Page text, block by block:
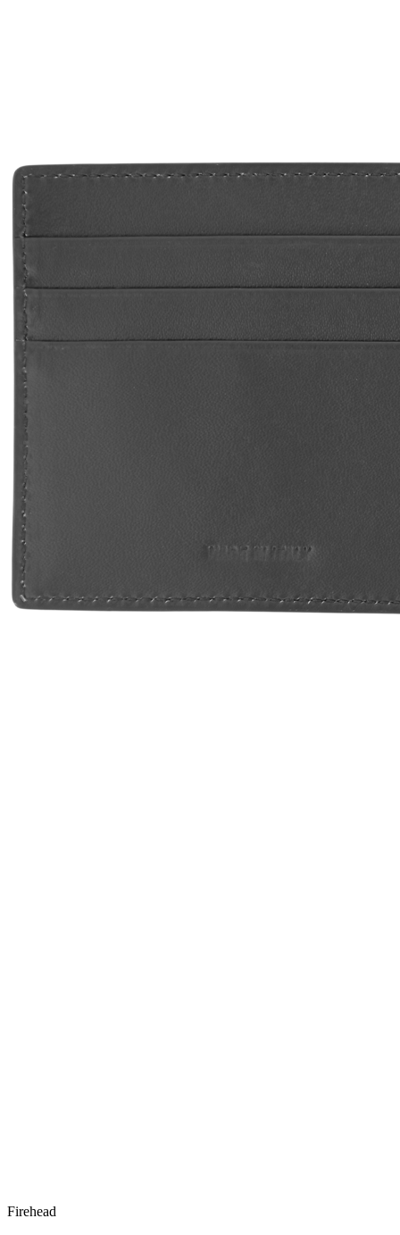
Firehead